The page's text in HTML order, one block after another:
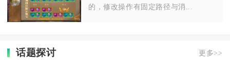
的，修改操作有固定路径与消...
话题探讨 更多>>